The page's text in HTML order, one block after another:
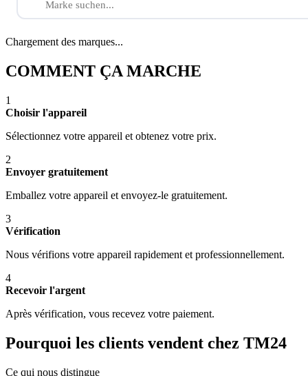
Chargement des marques...
COMMENT ÇA MARCHE
1
Choisir l'appareil
Sélectionnez votre appareil et obtenez votre prix.
2
Envoyer gratuitement
Emballez votre appareil et envoyez-le gratuitement.
3
Vérification
Nous vérifions votre appareil rapidement et professionnellement.
4
Recevoir l'argent
Après vérification, vous recevez votre paiement.
Pourquoi les clients vendent chez TM24
Ce qui nous distingue